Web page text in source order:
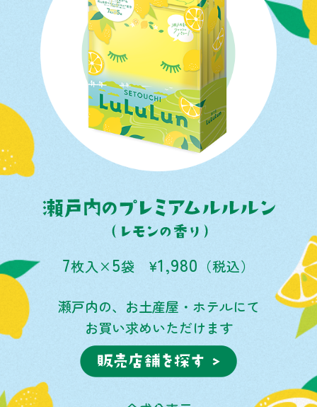
7枚入×5袋 ¥1,980 （税込）
瀬戸内の、お土産屋・ホテルにて
お買い求めいただけます